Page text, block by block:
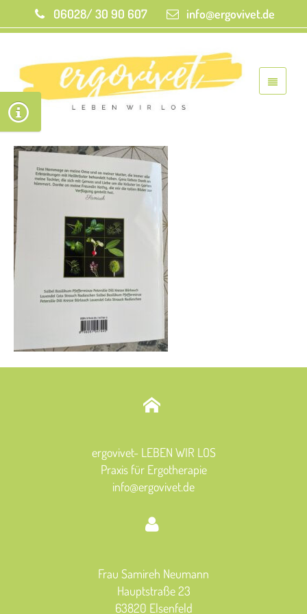
06028/ 30 90 607 info@ergovivet.de
ergovivet- LEBEN WIR LOS
Praxis für Ergotherapie
info@ergovivet.de
Frau Samireh Neumann
Hauptstraße 23
63820 Elsenfeld